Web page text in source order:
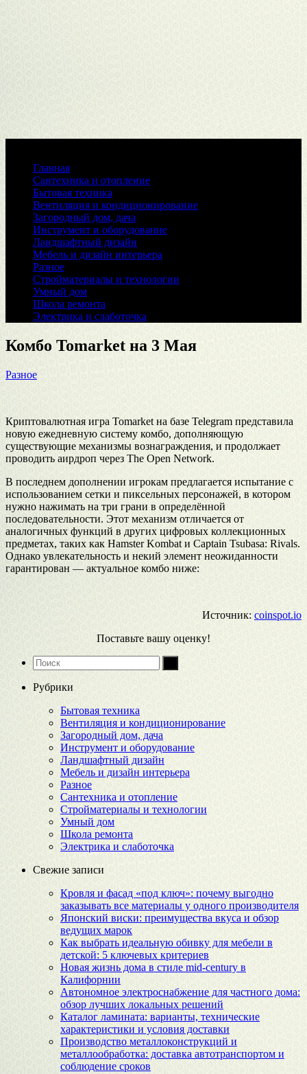
Главная
Сантехника и отопление
Бытовая техника
Вентиляция и кондиционирование
Загородный дом, дача
Инструмент и оборудование
Ландшафтный дизайн
Мебель и дизайн интерьера
Разное
Стройматериалы и технологии
Умный дом
Школа ремонта
Электрика и слаботочка
Комбо Tomarket на 3 Мая
Разное
Криптовалютная игра Tomarket на базе Telegram представила
новую ежедневную систему комбо, дополняющую
существующие механизмы вознаграждения, и продолжает
проводить аирдроп через The Open Network.
В последнем дополнении игрокам предлагается испытание с
использованием сетки и пиксельных персонажей, в котором
нужно нажимать на три грани в определённой
последовательности. Этот механизм отличается от
аналогичных функций в других цифровых коллекционных
предметах, таких как Hamster Kombat и Captain Tsubasa: Rivals.
Однако увлекательность и некий элемент неожиданности
гарантирован — актуальное комбо ниже:
Источник: coinspot.io
Поставьте вашу оценку!
Рубрики
Бытовая техника
Вентиляция и кондиционирование
Загородный дом, дача
Инструмент и оборудование
Ландшафтный дизайн
Мебель и дизайн интерьера
Разное
Сантехника и отопление
Стройматериалы и технологии
Умный дом
Школа ремонта
Электрика и слаботочка
Свежие записи
Кровля и фасад «под ключ»: почему выгодно
заказывать все материалы у одного производителя
Японский виски: преимущества вкуса и обзор
ведущих марок
Как выбрать идеальную обивку для мебели в
детской: 5 ключевых критериев
Новая жизнь дома в стиле mid-century в
Калифорнии
Автономное электроснабжение для частного дома:
обзор лучших локальных решений
Каталог ламината: варианты, технические
характеристики и условия доставки
Производство металлоконструкций и
металлообработка: доставка автотранспортом и
соблюдение сроков